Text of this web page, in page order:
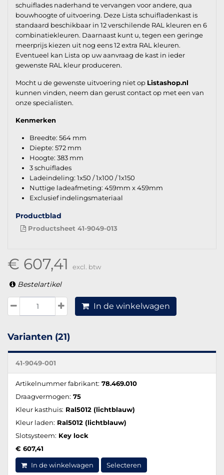
schuiflades naderhand te vervangen voor andere, qua
bouwhoogte of uitvoering. Deze Lista schuifladenkast is
standaard beschikbaar in 12 verschilende RAL kleuren en 6
combinatiekleuren. Daarnaast kunt u, tegen een geringe
meerprijs kiezen uit nog eens 12 extra RAL kleuren.
Eventueel kan Lista op uw aanvraag de kast in ieder
gewenste RAL kleur produceren.
Mocht u de gewenste uitvoering niet op Listashop.nl
kunnen vinden, neem dan gerust contact op met een van
onze specialisten.
Kenmerken
Breedte: 564 mm
Diepte: 572 mm
Hoogte: 383 mm
3 schuiflades
Ladeindeling: 1x50 / 1x100 / 1x150
Nuttige ladeafmeting: 459mm x 459mm
Exclusief indelingsmateriaal
Productblad
Productsheet 41-9049-013
€ 607,41 excl. btw
Bestelartikel
In de winkelwagen
Varianten (21)
41-9049-001
Artikelnummer fabrikant: 78.469.010
Draagvermogen: 75
Kleur kasthuis: Ral5012 (lichtblauw)
Kleur laden: Ral5012 (lichtblauw)
Slotsysteem: Key lock
€ 607,41
In de winkelwagen Selecteren